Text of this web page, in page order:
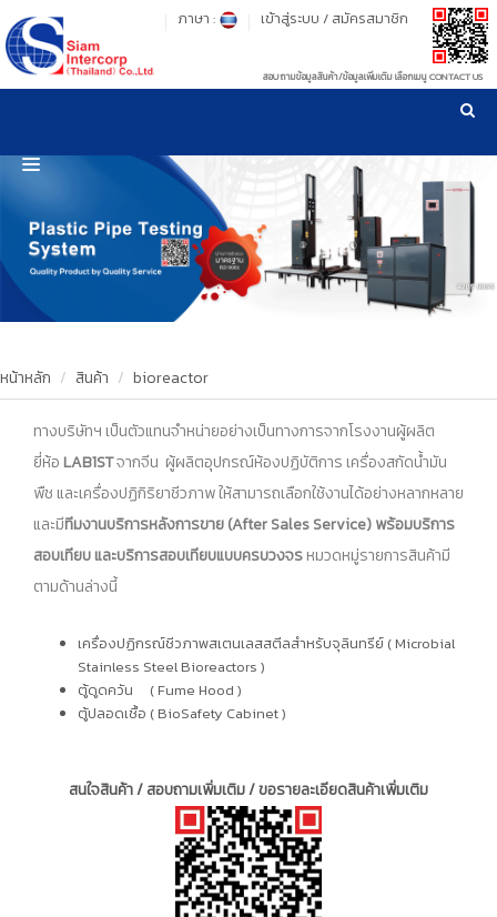
รู้ลึก รู้จริง เรื่องเครื่องมือทดสอบวัสดุ ! ยืน 1 เรื่องมาตรฐานการให้บริการ
เข้าสู่ระบบ / สมัครสมาชิก
ภาษา :
สอบถามข้อมูลสินค้า/ข้อมูลเพิ่มเติม เลือกเมนู CONTACT US
HOME
PRODUCT
OUR CLIENTS
OUR WORKS
CALIBRATION
CONTACT US
หน้าหลัก สินค้า bioreactor
ทางบริษัทฯ เป็นตัวแทนจำหน่ายอย่างเป็นทางการจากโรงงานผู้ผลิต
ยี่ห้อ LAB1STจากจีน ผู้ผลิตอุปกรณ์ห้องปฏิบัติการ เครื่องสกัดน้ำมัน
พืช และเครื่องปฏิกิริยาชีวภาพให้สามารถเลือกใช้งานได้อย่างหลากหลาย
และมีทีมงานบริการหลังการขาย (After Sales Service) พร้อมบริการ
สอบเทียบ และบริการสอบเทียบแบบครบวงจรหมวดหมู่รายการสินค้ามี
ตามด้านล่างนี้
เครื่องปฏิกรณ์ชีวภาพสเตนเลสสตีลสำหรับจุลินทรีย์ ( Microbial
Stainless Steel Bioreactors )
ตู้ดูดควัน ( Fume Hood )
ตู้ปลอดเชื้อ ( BioSafety Cabinet )
สนใจสินค้า / สอบถามเพิ่มเติม / ขอรายละเอียดสินค้าเพิ่มเติม